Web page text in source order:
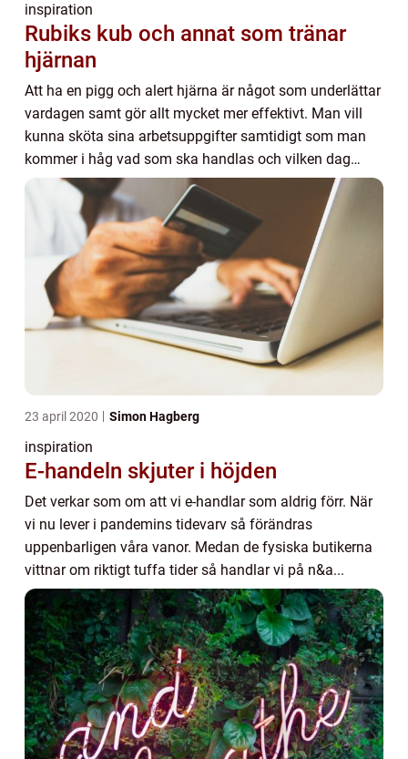
inspiration
Rubiks kub och annat som tränar
hjärnan
Att ha en pigg och alert hjärna är något som underlättar
vardagen samt gör allt mycket mer effektivt. Man vill
kunna sköta sina arbetsuppgifter samtidigt som man
kommer i håg vad som ska handlas och vilken dag
kom...
23 april 2020 Simon Hagberg
inspiration
E-handeln skjuter i höjden
Det verkar som om att vi e-handlar som aldrig förr. När
vi nu lever i pandemins tidevarv så förändras
uppenbarligen våra vanor. Medan de fysiska butikerna
vittnar om riktigt tuffa tider så handlar vi på n&a...